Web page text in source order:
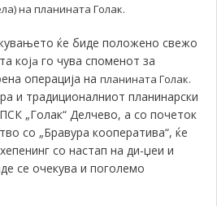
на планината Голак.
ќе биде положено свежо
којa го чува споменот за
операција на планината Голак.
и традиционалниот планинарски
„Голак“ Делчево, а со почеток
со „Бравура кооператива“, ќе
со настап на ди-џеи и
се очекува и поголемо